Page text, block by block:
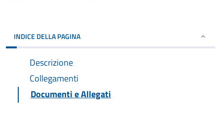
INDICE DELLA PAGINA
Descrizione
Collegamenti
Documenti e Allegati